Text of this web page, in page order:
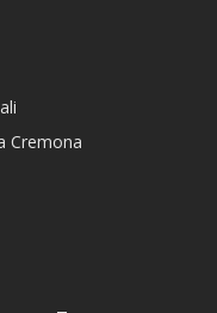
Cremona